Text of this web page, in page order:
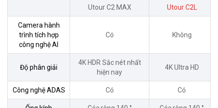
Utour C2 MAX Utour C2L
Camera hành
trình tích hợp
công nghệ AI
Có Không
Độ phân giải
4K HDR Sắc nét nhất
hiện nay
4K Ultra HD
Công nghệ ADAS Có Có